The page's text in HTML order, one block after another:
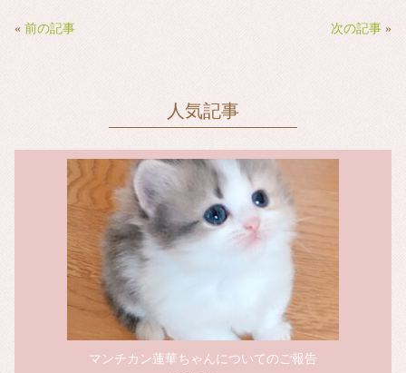
ok
« 前の記事 次の記事 »
人気記事
マンチカン蓮華ちゃんについてのご報告